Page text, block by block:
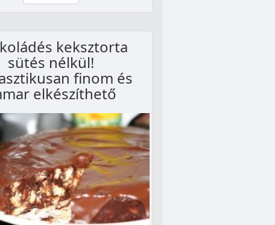
keksztorta
sütés nélkül!
finom és
elkészíthető